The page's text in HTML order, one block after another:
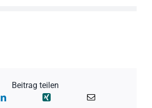
Beitrag teilen